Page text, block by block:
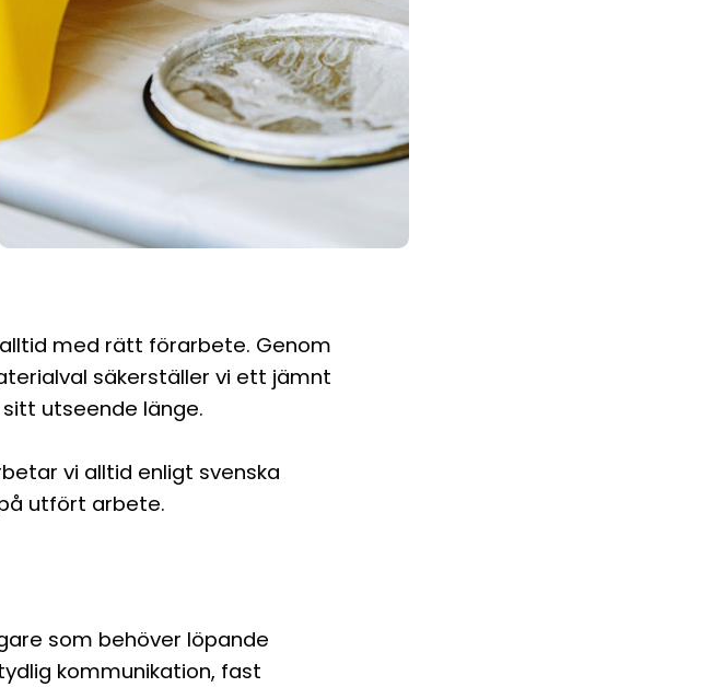
med rätt förarbete. Genom
säkerställer vi ett jämnt
utseende länge.
vi alltid enligt svenska
utfört arbete.
som behöver löpande
kommunikation, fast